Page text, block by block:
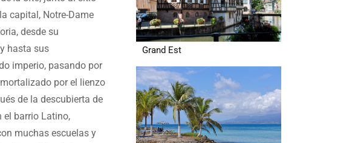
capital, Notre-Dame
desde su
hasta sus
imperio, pasando por
por el lienzo
de la descubierta de
el barrio Latino,
muchas escuelas y
Grand Est